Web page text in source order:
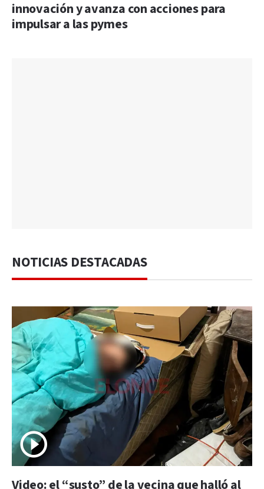
innovación y avanza con acciones para
impulsar a las pymes
NOTICIAS DESTACADAS
Video: el “susto” de la vecina que halló al